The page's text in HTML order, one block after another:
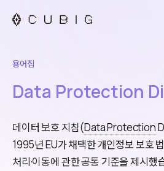
용어집
Data Protection
데이터 보호 지침(Data Protection
1995년 EU가 채택한 개인정보 보호
처리·이동에 관한 공통 기준을 제시